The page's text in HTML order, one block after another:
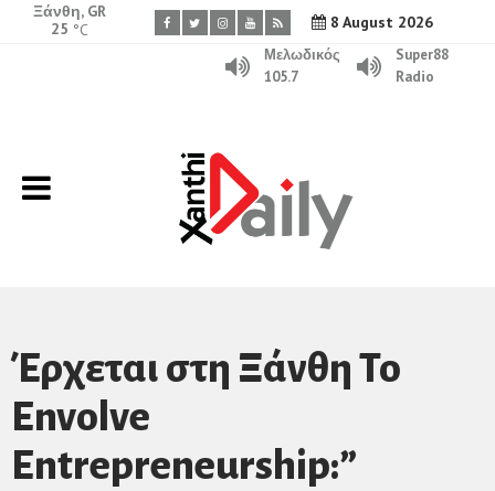
8 August 2026
Ξάνθη, GR
25 °C
Μελωδικός
105.7
Super88
Radio
Έρχεται στη Ξάνθη To
Envolve
Entrepreneurship:”